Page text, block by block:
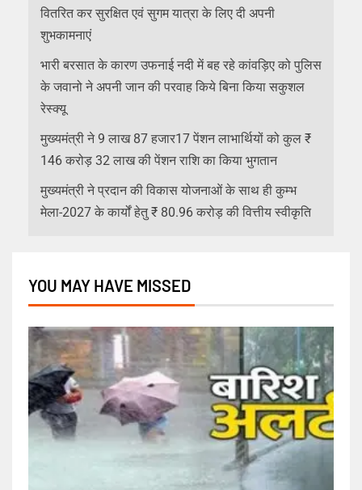
वितरित कर सुरक्षित एवं सुगम यात्रा के लिए दी अपनी
शुभकामनाएं
भारी बरसात के कारण उफनाई नदी में बह रहे कांवड़िए को पुलिस
के जवानो ने अपनी जान की परवाह किये बिना किया सकुशल
रेस्क्यू
मुख्यमंत्री ने 9 लाख 87 हजार17 पेंशन लाभार्थियों को कुल ₹
146 करोड़ 32 लाख की पेंशन राशि का किया भुगतान
मुख्यमंत्री ने प्रदान की विकास योजनाओं के साथ ही कुम्भ
मेला-2027 के कार्यों हेतु ₹ 80.96 करोड़ की वित्तीय स्वीकृति
YOU MAY HAVE MISSED